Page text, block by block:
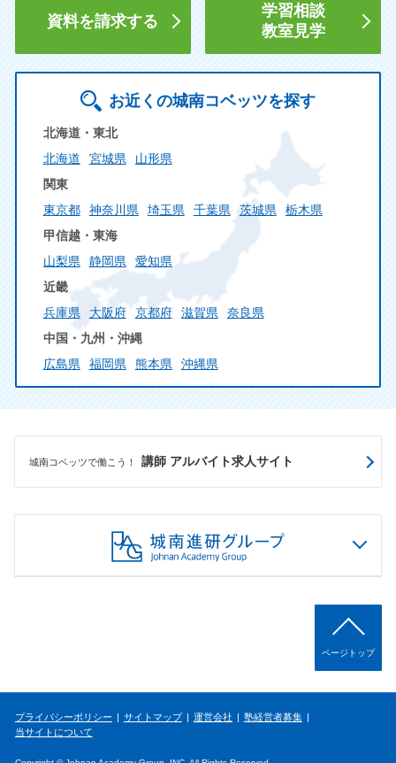
資料を請求する
学習相談
教室見学
お近くの城南コベッツを探す
北海道・東北
北海道
宮城県
山形県
関東
東京都
神奈川県 埼玉県 千葉県 茨城県
栃木県
甲信越・東海
山梨県
静岡県
愛知県
近畿
兵庫県
大阪府 京都府 滋賀県
奈良県
中国・九州・沖縄
広島県
福岡県 熊本県 沖縄県
城南コベッツで働こう！ 講師 アルバイト求人サイト
ページトップ
プライバシーポリシー サイトマップ 運営会社
塾経営者募集
当サイトについて